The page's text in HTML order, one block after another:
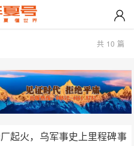
共 10 篇
起火，乌军事史上里程碑事